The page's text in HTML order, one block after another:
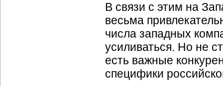
В связи с этим на
весьма
числа западных
усиливаться. Но не
есть важные
специфики